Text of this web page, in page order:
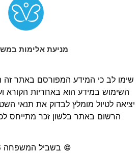
מניעת אלימות
שימו לב כי המידע המפורסם באתר
השימוש במידע הוא באחריות הקורא
יציאה לטיול מומלץ לבדוק את תנאי
הרשום באתר בלשון זכר מתייחס
© בשביל המשפחה 2026